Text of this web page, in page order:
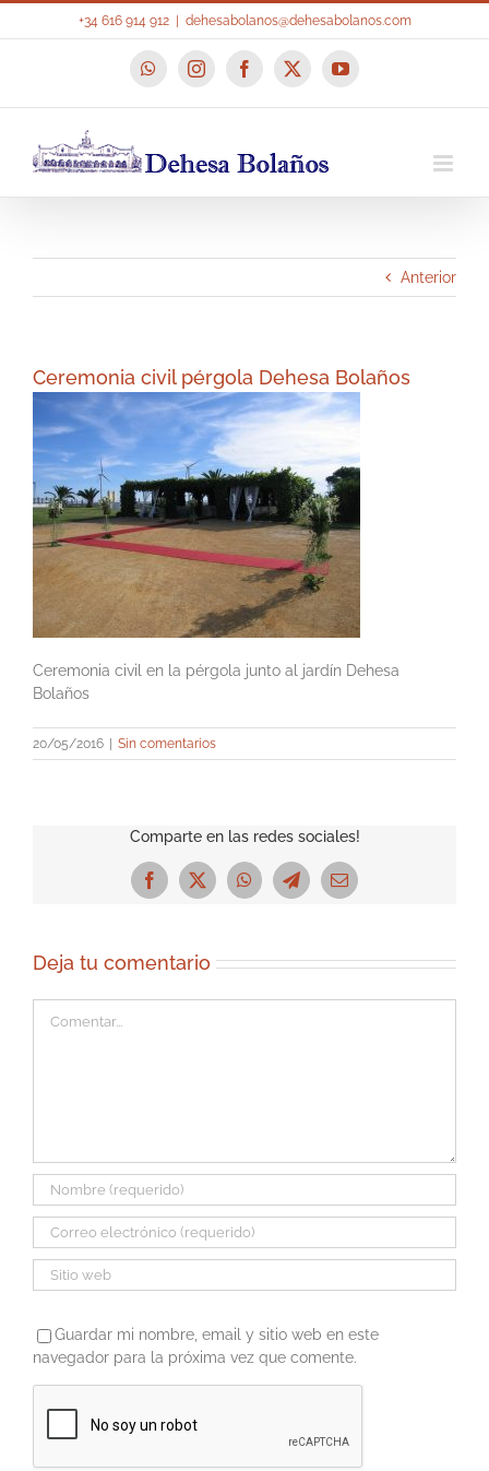
+34 616 914 912 dehesabolanos@dehesabolanos.com
WhatsAppInstagramFacebook
X YouTube
Anterior
Ceremonia civil pérgola Dehesa Bolaños
Ceremonia civil en la pérgola junto al jardín Dehesa
Bolaños
20/05/2016 Sin comentarios
Comparte en las redes sociales!
Facebook
X WhatsAppTelegramCorreo
Deja tu comentario
Guardar mi nombre, email y sitio web en este
navegador para la próxima vez que comente.